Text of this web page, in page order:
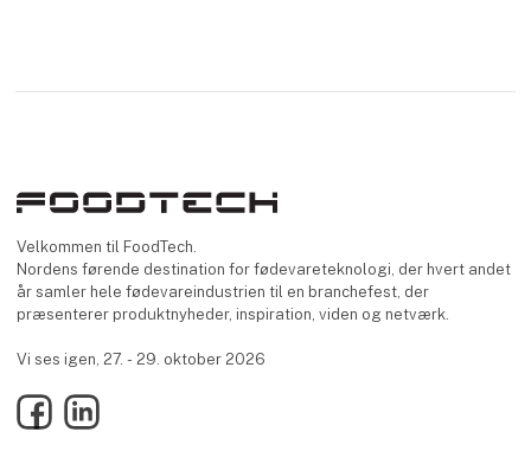
Velkommen til FoodTech.
Nordens førende destination for fødevareteknologi, der hvert andet
år samler hele fødevareindustrien til en branchefest, der
præsenterer produktnyheder, inspiration, viden og netværk.
Vi ses igen, 27. - 29. oktober 2026
FacebookLinkedIn